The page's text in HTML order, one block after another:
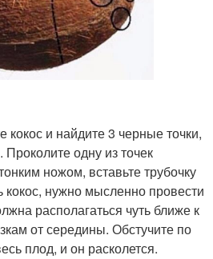
кокос и найдите 3 черные точки,
одну из точек
ножом, вставьте трубочку
кокос, нужно мысленно провести
располагаться чуть ближе к
от середины. Обстучите по
плод, и он расколется.